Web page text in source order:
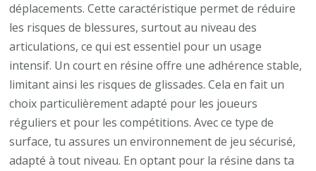
déplacements. Cette caractéristique permet de réduire
les risques de blessures, surtout au niveau des
articulations, ce qui est essentiel pour un usage
intensif. Un court en résine offre une adhérence stable,
limitant ainsi les risques de glissades. Cela en fait un
choix particulièrement adapté pour les joueurs
réguliers et pour les compétitions. Avec ce type de
surface, tu assures un environnement de jeu sécurisé,
adapté à tout niveau. En optant pour la résine dans ta